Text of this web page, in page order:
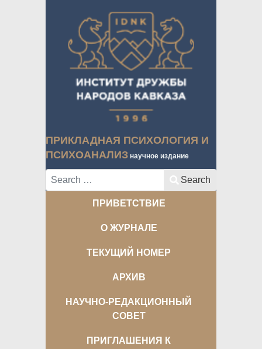
ПРИКЛАДНАЯ ПСИХОЛОГИЯ И
ПСИХОАНАЛИЗ научное издание
Search Search
ПРИВЕТСТВИЕ
О ЖУРНАЛЕ
ТЕКУЩИЙ НОМЕР
АРХИВ
НАУЧНО-РЕДАКЦИОННЫЙ
СОВЕТ
ПРИГЛАШЕНИЯ К